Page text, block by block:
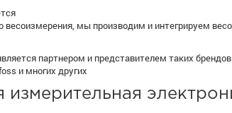
весоизмерения, мы производим и интегрируем
партнером и представителем таких
и многих других
измерительная